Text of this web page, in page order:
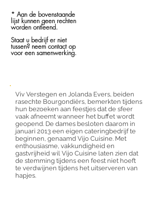
* Aan de bovenstaande
lijst kunnen geen rechten
worden ontleend.
Staat u bedrijf er niet
tussen? neem contact op
voor een samenwerking.
Viv Verstegen en Jolanda Evers, beiden
rasechte Bourgondiërs, bemerkten tijdens
hun bezoeken aan feestjes dat de sfeer
vaak afneemt wanneer het buffet wordt
geopend. De dames besloten daarom in
januari 2013 een eigen cateringbedrijf te
beginnen, genaamd Vijo Cuisine. Met
enthousiasme, vakkundigheid en
gastvrijheid wil Vijo Cuisine laten zien dat
de stemming tijdens een feest niet hoeft
te verdwijnen tijdens het uitserveren van
hapjes.